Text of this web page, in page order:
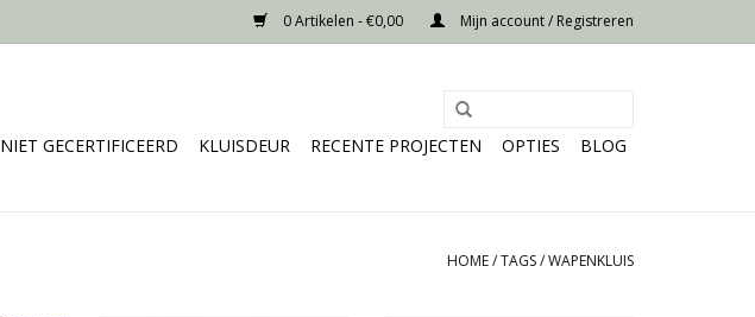
0 Artikelen - €0,00 Mijn account / Registreren
NIET GECERTIFICEERD KLUISDEUR RECENTE PROJECTEN OPTIES BLOG
HOME/TAGS/WAPENKLUIS